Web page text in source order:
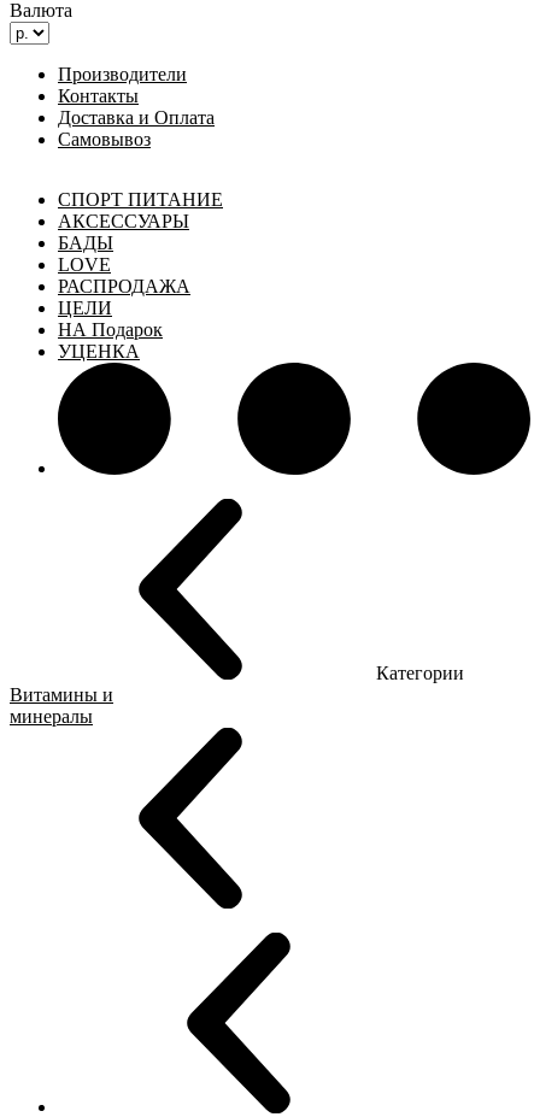
Валюта
Производители
Контакты
Доставка и Оплата
Самовывоз
СПОРТ ПИТАНИЕ
АКСЕССУАРЫ
БАДЫ
LOVE
РАСПРОДАЖА
ЦЕЛИ
НА Подарок
УЦЕНКА
Категории
Витамины и
минералы